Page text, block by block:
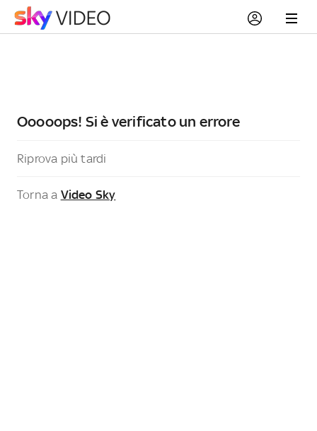
Ooooops! Si è verificato un errore
Riprova più tardi
Torna a Video Sky